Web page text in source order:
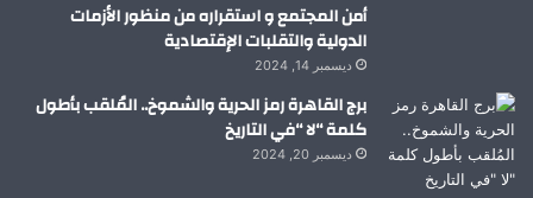
أمن المجتمع و استقراره من منظور الأزمات
الدولية والتقلبات الإقتصادية
ديسمبر 14, 2024
برج القاهرة رمز الحرية والشموخ.. المُلقب بأطول
كلمة “لا “في التاريخ
ديسمبر 20, 2024